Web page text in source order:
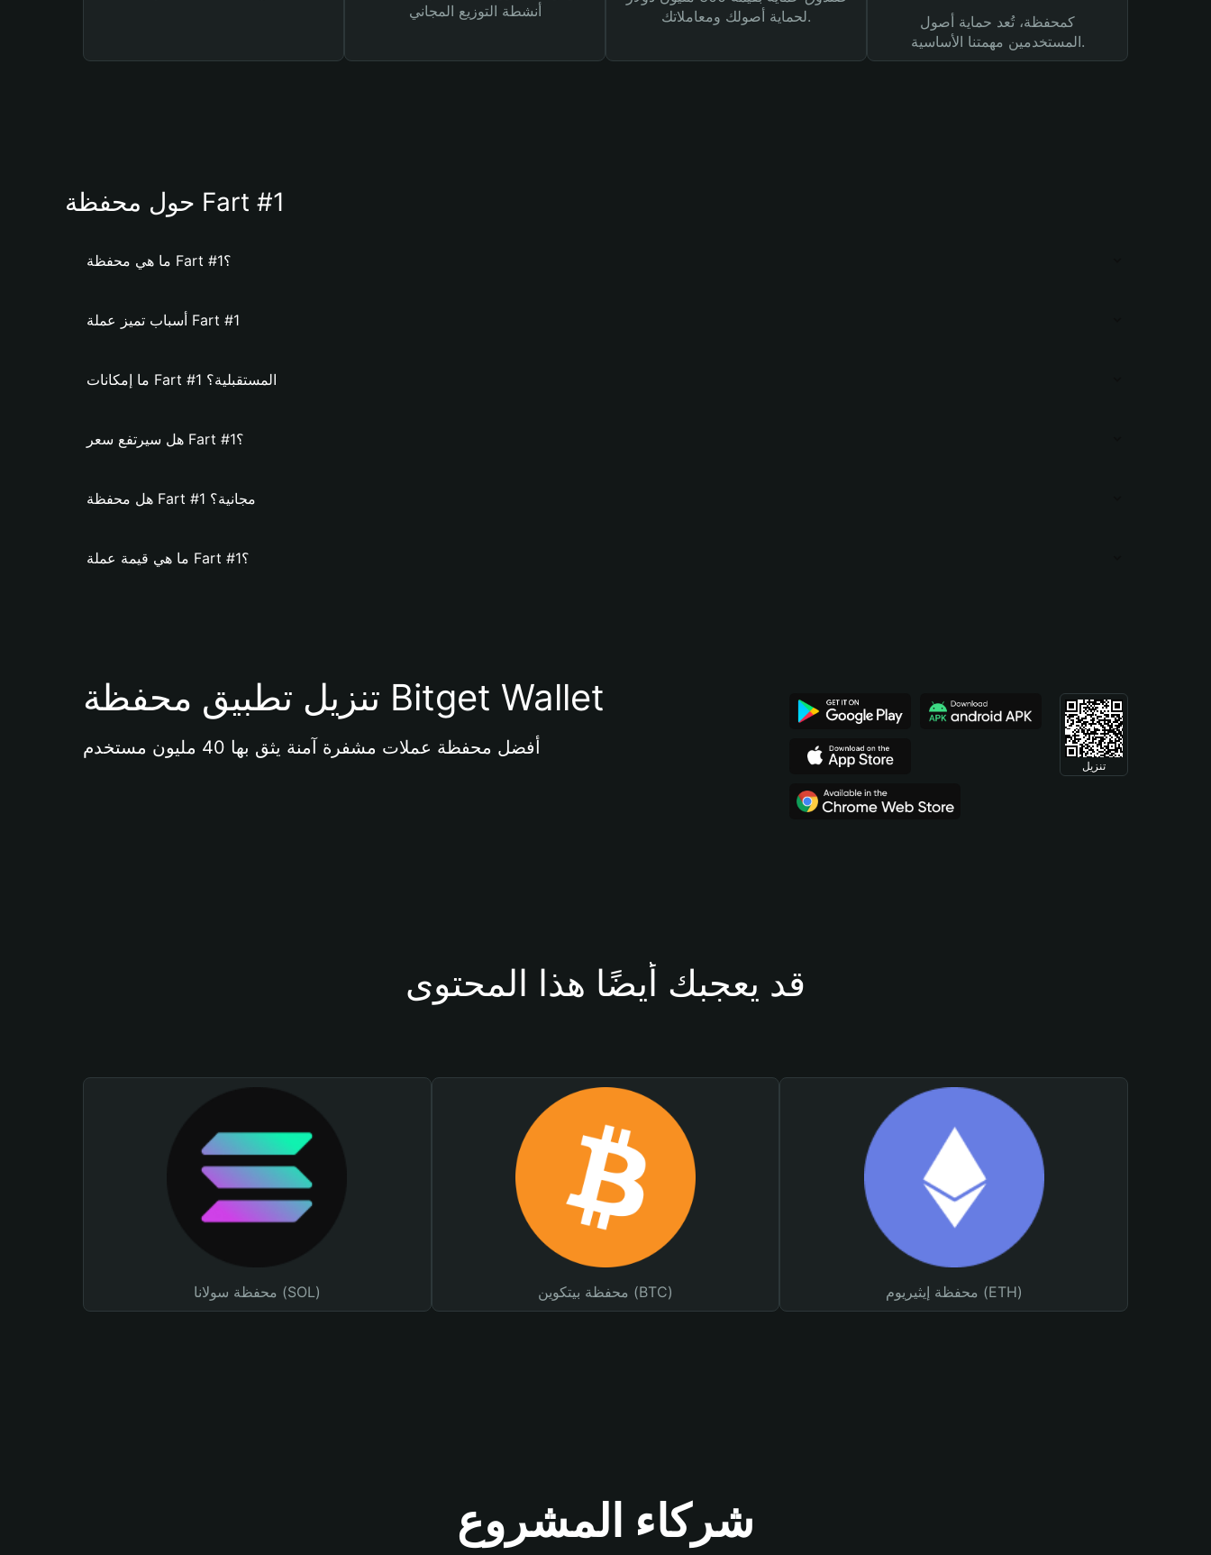
أنشطة التوزيع المجاني
لحماية أصولك ومعاملاتك.
كمحفظة، تُعد حماية أصول
المستخدمين مهمتنا الأساسية.
حول محفظة Fart #1
ما هي محفظة Fart #1؟
أسباب تميز عملة Fart #1
ما إمكانات Fart #1 المستقبلية؟
هل سيرتفع سعر Fart #1؟
هل محفظة Fart #1 مجانية؟
ما هي قيمة عملة Fart #1؟
تنزيل تطبيق محفظة Bitget Wallet
أفضل محفظة عملات مشفرة آمنة يثق بها 40 مليون مستخدم
تنزيل
قد يعجبك أيضًا هذا المحتوى
محفظة سولانا (SOL) محفظة بيتكوين (BTC) محفظة إيثيريوم (ETH)
شركاء المشروع